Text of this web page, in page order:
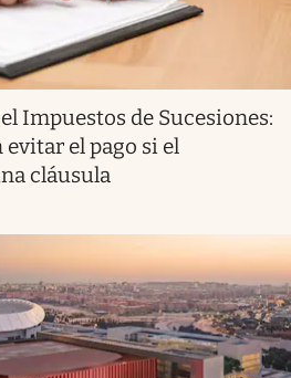
Impuestos de Sucesiones:
el pago si el
cláusula